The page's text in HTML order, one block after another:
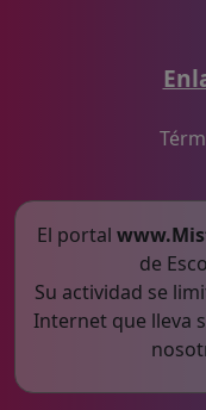
El portal
de
Su actividad se
Internet que lleva